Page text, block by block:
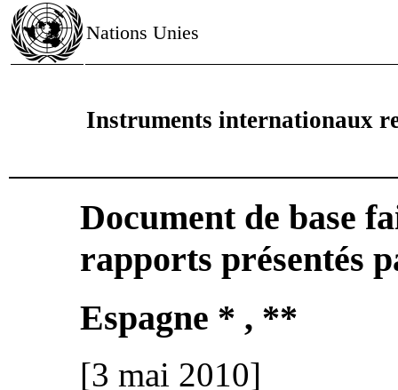
Nations Unies
Instruments internationaux
Document de base
rapports présentés
Espagne * , **
[3 mai 2010]